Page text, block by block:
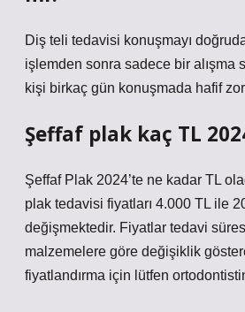
Diş teli tedavisi konuşmayı
işlemden sonra sadece bir alışma
kişi birkaç gün konuşmada hafif
Şeffaf plak kaç TL
Şeffaf Plak 2024’te ne kadar TL
plak tedavisi fiyatları 4.000 TL ile
değişmektedir. Fiyatlar tedavi
malzemelere göre değişiklik
fiyatlandırma için lütfen